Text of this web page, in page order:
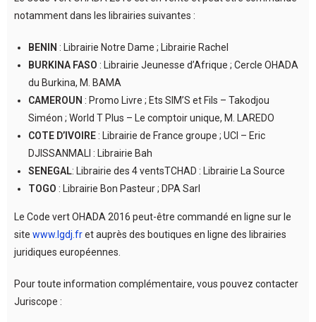
notamment dans les librairies suivantes :
BENIN : Librairie Notre Dame ; Librairie Rachel
BURKINA FASO : Librairie Jeunesse d’Afrique ; Cercle OHADA
du Burkina, M. BAMA
CAMEROUN : Promo Livre ; Ets SIM’S et Fils – Takodjou
Siméon ; World T Plus – Le comptoir unique, M. LAREDO
COTE D’IVOIRE: Librairie de France groupe ; UCI – Eric
DJISSANMALI : Librairie Bah
SENEGAL: Librairie des 4 ventsTCHAD : Librairie La Source
TOGO : Librairie Bon Pasteur ; DPA Sarl
Le Code vert OHADA 2016 peut-être commandé en ligne sur le
site www.lgdj.fret auprès des boutiques en ligne des librairies
juridiques européennes.
Pour toute information complémentaire, vous pouvez contacter
Juriscope :